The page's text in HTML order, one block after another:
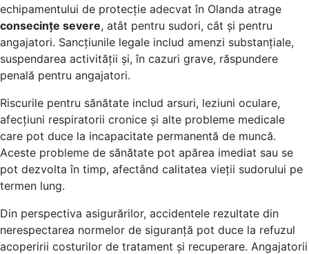
echipamentului de protecție adecvat în Olanda atrage
consecințe severe, atât pentru sudori, cât și pentru
angajatori. Sancțiunile legale includ amenzi substanțiale,
suspendarea activității și, în cazuri grave, răspundere
penală pentru angajatori.
Riscurile pentru sănătate includ arsuri, leziuni oculare,
afecțiuni respiratorii cronice și alte probleme medicale
care pot duce la incapacitate permanentă de muncă.
Aceste probleme de sănătate pot apărea imediat sau se
pot dezvolta în timp, afectând calitatea vieții sudorului pe
termen lung.
Din perspectiva asigurărilor, accidentele rezultate din
nerespectarea normelor de siguranță pot duce la refuzul
acoperirii costurilor de tratament și recuperare. Angajatorii